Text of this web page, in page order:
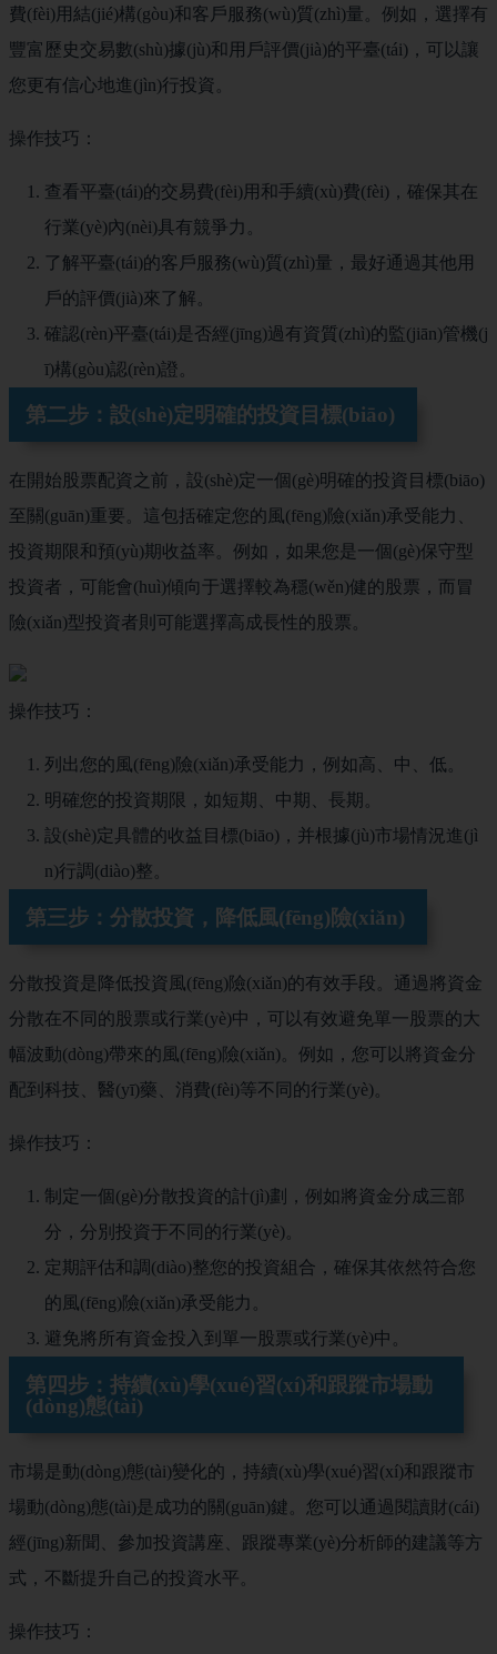
費(fèi)用結(jié)構(gòu)和客戶服務(wù)質(zhì)量。例如，選擇有
豐富歷史交易數(shù)據(jù)和用戶評價(jià)的平臺(tái)，可以讓
您更有信心地進(jìn)行投資。
操作技巧：
查看平臺(tái)的交易費(fèi)用和手續(xù)費(fèi)，確保其在
行業(yè)內(nèi)具有競爭力。
了解平臺(tái)的客戶服務(wù)質(zhì)量，最好通過其他用
戶的評價(jià)來了解。
確認(rèn)平臺(tái)是否經(jīng)過有資質(zhì)的監(jiān)管機(j
ī)構(gòu)認(rèn)證。
第二步：設(shè)定明確的投資目標(biāo)
在開始股票配資之前，設(shè)定一個(gè)明確的投資目標(biāo)
至關(guān)重要。這包括確定您的風(fēng)險(xiǎn)承受能力、
投資期限和預(yù)期收益率。例如，如果您是一個(gè)保守型
投資者，可能會(huì)傾向于選擇較為穩(wěn)健的股票，而冒
險(xiǎn)型投資者則可能選擇高成長性的股票。
操作技巧：
列出您的風(fēng)險(xiǎn)承受能力，例如高、中、低。
明確您的投資期限，如短期、中期、長期。
設(shè)定具體的收益目標(biāo)，并根據(jù)市場情況進(jì
n)行調(diào)整。
第三步：分散投資，降低風(fēng)險(xiǎn)
分散投資是降低投資風(fēng)險(xiǎn)的有效手段。通過將資金
分散在不同的股票或行業(yè)中，可以有效避免單一股票的大
幅波動(dòng)帶來的風(fēng)險(xiǎn)。例如，您可以將資金分
配到科技、醫(yī)藥、消費(fèi)等不同的行業(yè)。
操作技巧：
制定一個(gè)分散投資的計(jì)劃，例如將資金分成三部
分，分別投資于不同的行業(yè)。
定期評估和調(diào)整您的投資組合，確保其依然符合您
的風(fēng)險(xiǎn)承受能力。
避免將所有資金投入到單一股票或行業(yè)中。
第四步：持續(xù)學(xué)習(xí)和跟蹤市場動
(dòng)態(tài)
市場是動(dòng)態(tài)變化的，持續(xù)學(xué)習(xí)和跟蹤市
場動(dòng)態(tài)是成功的關(guān)鍵。您可以通過閱讀財(cái)
經(jīng)新聞、參加投資講座、跟蹤專業(yè)分析師的建議等方
式，不斷提升自己的投資水平。
操作技巧：